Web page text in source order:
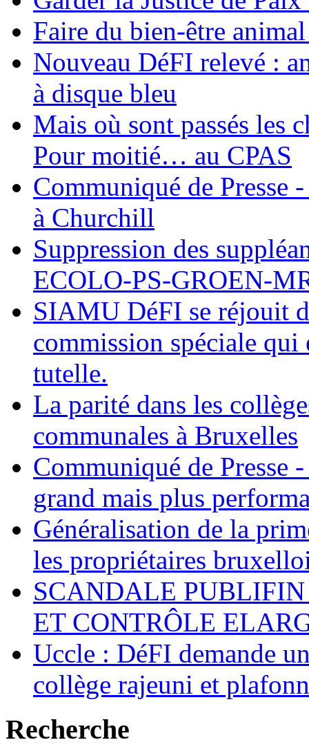
Faire du bien-être
Nouveau DéFI relevé :
à disque bleu
Mais où sont passés les
Pour moitié… au CPAS
Communiqué de Presse
à Churchill
Suppression des
ECOLO-PS-GROEN-
SIAMU DéFI se réjouit
commission spéciale qui
tutelle.
La parité dans les
communales à Bruxelles
Communiqué de Presse
grand mais plus
Généralisation de la
les propriétaires
SCANDALE
ET CONTRÔLE
Uccle : DéFI demande
collège rajeuni et
Recherche